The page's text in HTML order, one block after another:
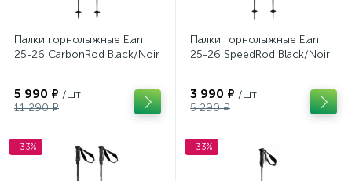
Палки горнолыжные Elan
25-26 CarbonRod Black/Noir
5 990 ₽ /шт
11 290 ₽
Палки горнолыжные Elan
25-26 SpeedRod Black/Noir
3 990 ₽ /шт
5 290 ₽
-33% -33%